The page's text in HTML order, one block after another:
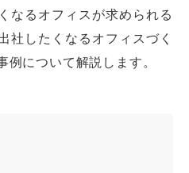
なるオフィスが求められる
社したくなるオフィスづく
について解説します。